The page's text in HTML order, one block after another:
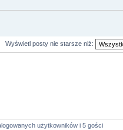
Wyświetl posty nie starsze niż:
użytkowników i 5 gości